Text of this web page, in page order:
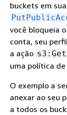
buckets em
você bloqueia
conta, seu
a ação
uma política
O exemplo a
anexar ao seu
a todos os